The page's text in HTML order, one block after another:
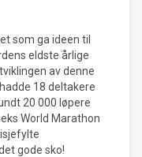
som ga ideen til
eldste årlige
av denne
18 deltakere
20 000 løpere
World Marathon
gode sko!